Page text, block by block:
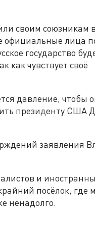
своим союзникам
официальные лица
государство
как чувствует своё
давление, чтобы
президенту США
заявления
и
посёлок, где
ненадолго.